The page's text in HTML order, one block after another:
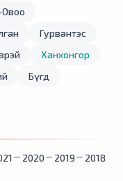
Гурвантэс
Ханхонгор
Бүгд
2020 2019
2018